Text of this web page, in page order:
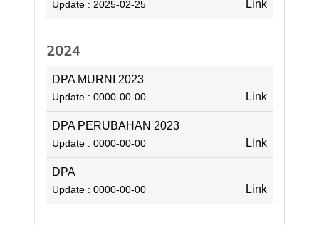
Update : 2025-02-25 Link
2024
DPA MURNI 2023
Update : 0000-00-00 Link
DPA PERUBAHAN 2023
Update : 0000-00-00 Link
DPA
Update : 0000-00-00 Link